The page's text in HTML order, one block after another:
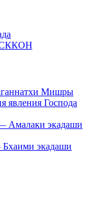
Мишры
явления Господа
Амалаки экадаши
экадаши